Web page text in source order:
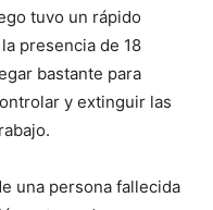
tuvo un rápido
presencia de 18
bastante para
y extinguir las
una persona fallecida